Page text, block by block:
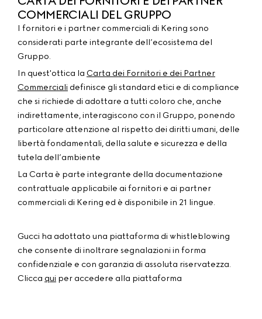
COMMERCIALI DEL GRUPPO
I fornitori e i partner commerciali di Kering sono
considerati parte integrante dell’ecosistema del
Gruppo.
In quest'ottica la Carta dei Fornitori e dei Partner
Commerciali definisce gli standard etici e di compliance
che si richiede di adottare a tutti coloro che, anche
indirettamente, interagiscono con il Gruppo, ponendo
particolare attenzione al rispetto dei diritti umani, delle
libertà fondamentali, della salute e sicurezza e della
tutela dell’ambiente
La Carta è parte integrante della documentazione
contrattuale applicabile ai fornitori e ai partner
commerciali di Kering ed è disponibile in 21 lingue.
Gucci ha adottato una piattaforma di whistleblowing
che consente di inoltrare segnalazioni in forma
confidenziale e con garanzia di assoluta riservatezza.
Clicca qui per accedere alla piattaforma